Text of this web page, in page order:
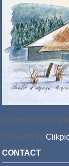
© Copyright
Powered by
CONTACT